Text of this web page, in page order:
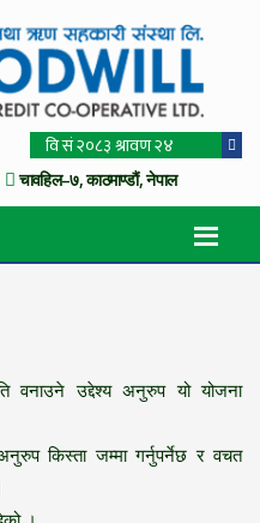
चावहिल–७, काठमाण्डौं, नेपाल
वनाउने उद्देश्य अनुरुप यो योजना
किस्ता जम्मा गर्नुपर्नेछ र वचत